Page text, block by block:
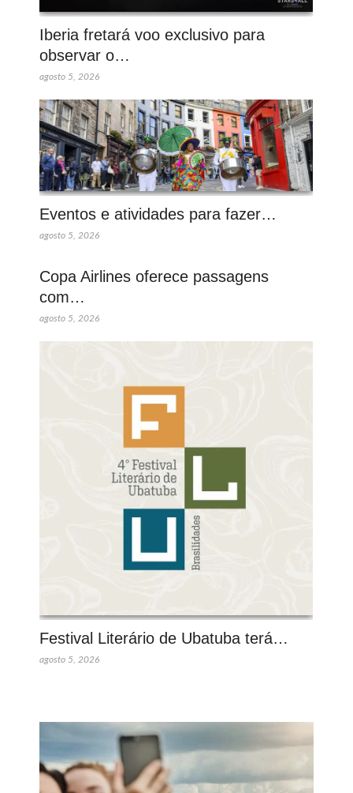
Iberia fretará voo exclusivo para
observar o…
agosto 5, 2026
Eventos e atividades para fazer…
agosto 5, 2026
Copa Airlines oferece passagens
com…
agosto 5, 2026
Festival Literário de Ubatuba terá…
agosto 5, 2026